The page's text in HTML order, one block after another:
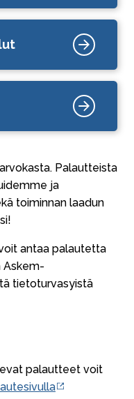
Palautteista
ja
toiminnan laadun
antaa palautetta
Askem-
tietoturvasyistä
palautteet voit